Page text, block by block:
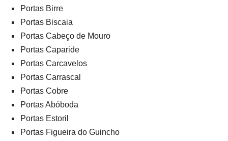
Portas Birre
Portas Biscaia
Portas Cabeço de Mouro
Portas Caparide
Portas Carcavelos
Portas Carrascal
Portas Cobre
Portas Abóboda
Portas Estoril
Portas Figueira do Guincho